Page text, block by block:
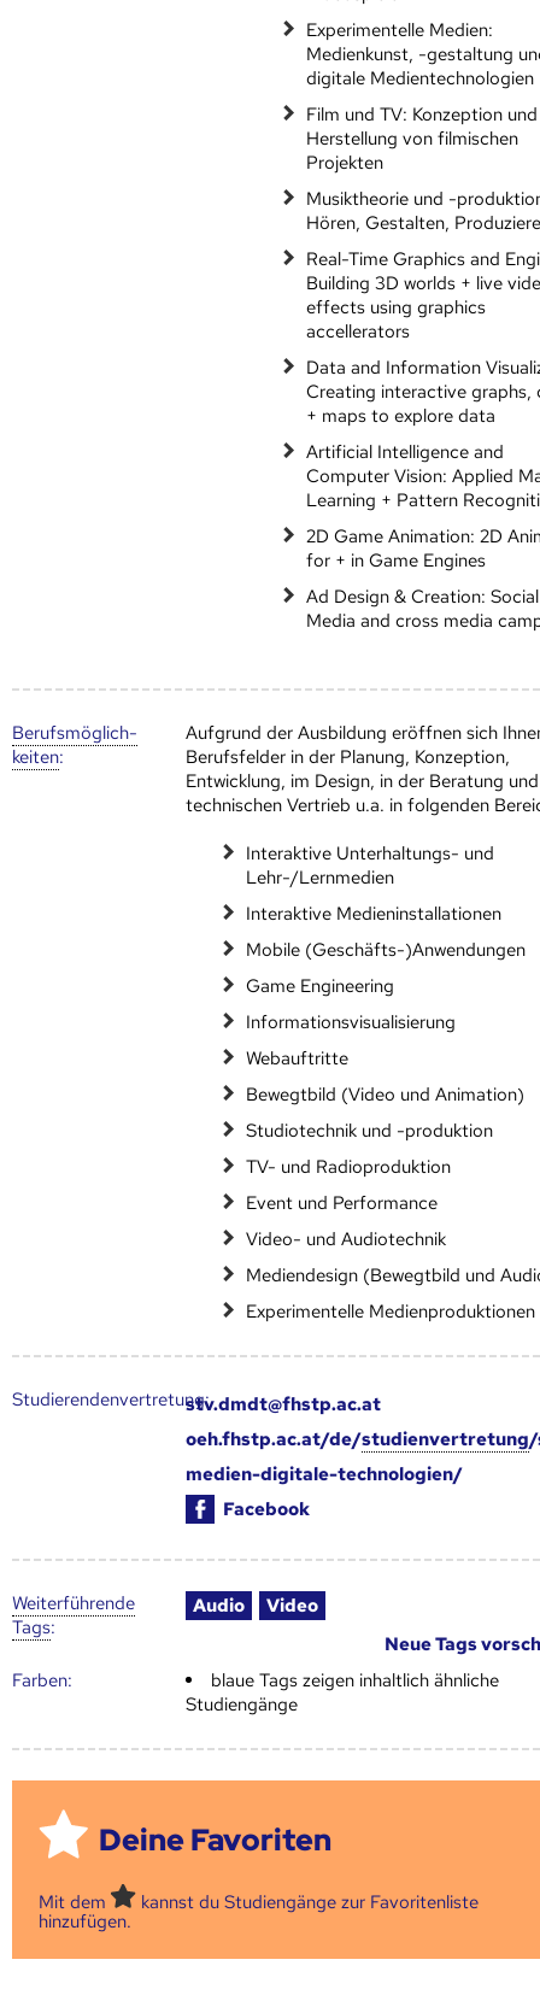
Experimentelle Medien:
Medienkunst, -gestaltung
digitale Medientechnologien
Film und TV: Konzeption und
Herstellung von filmischen
Projekten
Musiktheorie und -
Hören, Gestalten,
Real-Time Graphics and
Building 3D worlds + live
effects using graphics
accellerators
Data and Information
Creating interactive graphs,
+ maps to explore data
Artificial Intelligence and
Computer Vision: Applied
Learning + Pattern
2D Game Animation: 2D
for + in Game Engines
Ad Design & Creation: Social
Media and cross media
Berufs­möglich­
keiten:
Aufgrund der Ausbildung eröffnen sich
Berufsfelder in der Planung, Konzeption,
Entwicklung, im Design, in der Beratung
technischen Vertrieb u.a. in folgenden
Interaktive Unterhaltungs- und
Lehr-/Lernmedien
Interaktive Medieninstallationen
Mobile (Geschäfts-)Anwendungen
Game Engineering
Informationsvisualisierung
Webauftritte
Bewegtbild (Video und Animation)
Studiotechnik und -produktion
TV- und Radioproduktion
Event und Performance
Video- und Audiotechnik
Mediendesign (Bewegtbild und
Experimentelle Medienproduktionen
Studierendenvertretung:stv.dmdt@fhstp.ac.at
oeh.fhstp.ac.at/de/studienvertretung/
medien-digitale-technologien/
Facebook
Weiter­führende
Tags:
Audio
Video
Neue Tags
Farben:
blaue Tags zeigen inhaltlich ähnliche
Studiengänge
Deine Favoriten
Mit dem
kannst du Studiengänge zur Favoritenliste
hinzufügen.